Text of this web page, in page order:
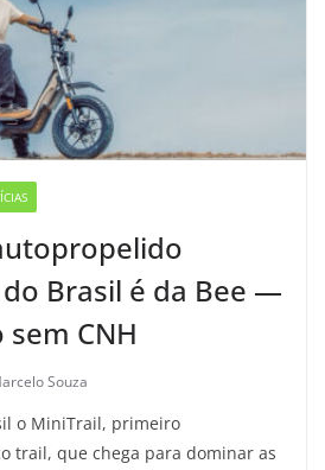
Brasil é da Bee —
CNH
Souza
o MiniTrail, primeiro
trail, que chega para dominar as